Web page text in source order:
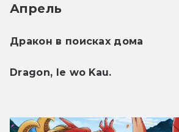
Апрель
Дракон в поисках дома
Dragon, Ie wo Kau.